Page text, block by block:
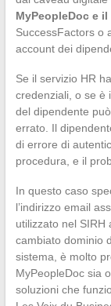
MyPeopleDoc e
SuccessFactors o
account dei
Se il servizio HR
credenziali, o se è
del dipendente
errato. Il
di errore di
procedura, e il
In questo caso
l’indirizzo email
utilizzato nel SIRH
cambiato dominio
sistema, è molto
MyPeopleDoc sia
soluzioni che